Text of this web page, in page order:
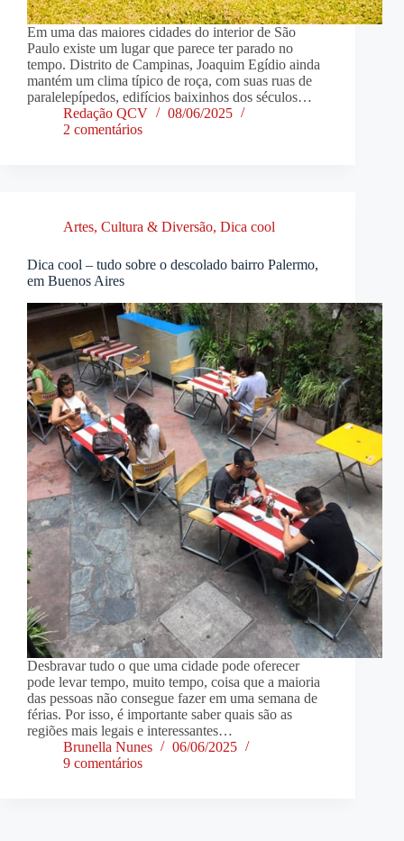
Em uma das maiores cidades do interior de São
Paulo existe um lugar que parece ter parado no
tempo. Distrito de Campinas, Joaquim Egídio ainda
mantém um clima típico de roça, com suas ruas de
paralelepípedos, edifícios baixinhos dos séculos…
Redação QCV
08/06/2025
2 comentários
Artes, Cultura & Diversão, Dica cool
Dica cool – tudo sobre o descolado bairro Palermo,
em Buenos Aires
Desbravar tudo o que uma cidade pode oferecer
pode levar tempo, muito tempo, coisa que a maioria
das pessoas não consegue fazer em uma semana de
férias. Por isso, é importante saber quais são as
regiões mais legais e interessantes…
Brunella Nunes
06/06/2025
9 comentários